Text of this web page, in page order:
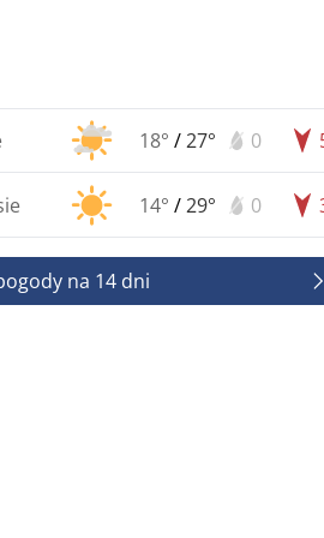
18° /27° 0
14° /29° 0
na 14 dni